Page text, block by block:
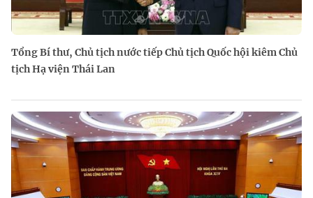
Tổng Bí thư, Chủ tịch nước tiếp Chủ tịch Quốc hội kiêm Chủ
tịch Hạ viện Thái Lan